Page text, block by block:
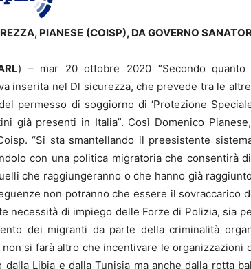
PIANESE (COISP), DA GOVERNO
) – mar 20 ottobre 2020 “Secondo
inserita nel Dl sicurezza, che prevede tra le
permesso di soggiorno di ‘Protezione
già presenti in Italia”. Così Domenico
“Si sta smantellando il preesistente
con una politica migratoria che consentirà
che raggiungeranno o che hanno già
non potranno che essere il sovraccarico
necessità di impiego delle Forze di Polizia, sia
dei migranti da parte della criminalità
si farà altro che incentivare le
dalla Libia e dalla Tunisia ma anche dalla rotta